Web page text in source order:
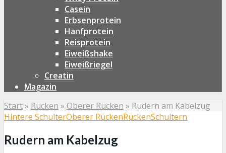
Casein
Erbsenprotein
Hanfprotein
Reisprotein
Eiweißshake
Eiweißriegel
Creatin
Magazin
Start» Rücken » Oberer Rücken » Rudern am Kabelzug
Hintere SchulterOberer RückenRückenSchultern
Rudern am Kabelzug